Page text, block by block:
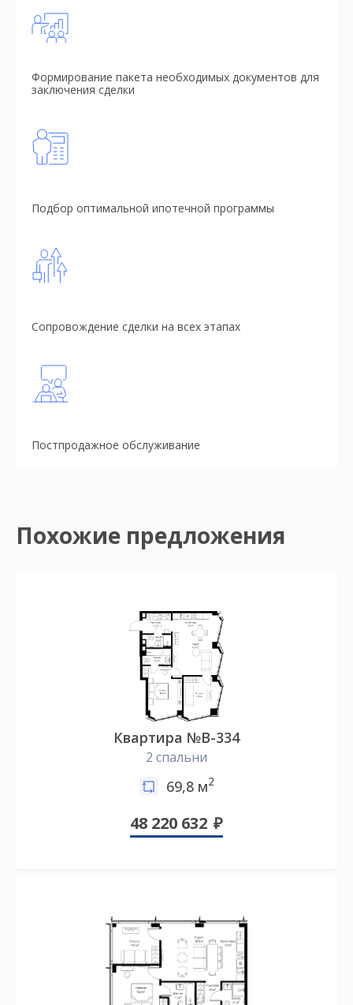
Формирование пакета необходимых документов для
заключения сделки
Подбор оптимальной ипотечной программы
Сопровождение сделки на всех этапах
Постпродажное обслуживание
Похожие предложения
Квартира №B-334
2 спальни
69,8 м2
48 220 632